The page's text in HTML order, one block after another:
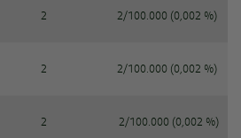
2 2/100.000 (0,002 %)
2 2/100.000 (0,002 %)
2 2/100.000 (0,002 %)